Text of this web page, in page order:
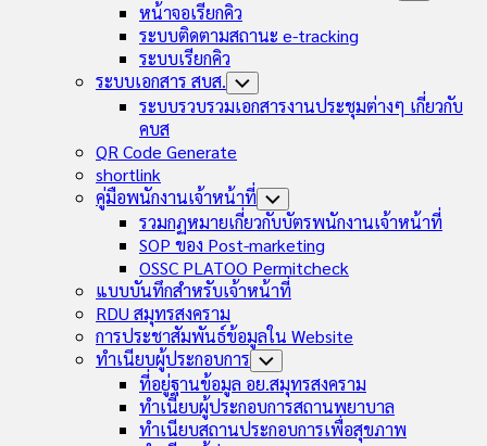
หน้าจอเรียกคิว
ระบบติดตามสถานะ e-tracking
ระบบเรียกคิว
ระบบเอกสาร สบส. Toggle
Child
Menu
ระบบรวบรวมเอกสารงานประชุมต่างๆ เกี่ยวกับ
คบส
QR Code Generate
shortlink
คู่มือพนักงานเจ้าหน้าที่ Toggle
Child
Menu
รวมกฏหมายเกี่ยวกับบัตรพนักงานเจ้าหน้าที่
SOP ของ Post-marketing
OSSC PLATOO Permitcheck
แบบบันทึกสำหรับเจ้าหน้าที่
RDU สมุทรสงคราม
การประชาสัมพันธ์ข้อมูลใน Website
ทำเนียบผู้ประกอบการ Toggle
Child
Menu
ที่อยู่ฐานข้อมูล อย.สมุทรสงคราม
ทำเนียบผู้ประกอบการสถานพยาบาล
ทำเนียบสถานประกอบการเพื่อสุขภาพ